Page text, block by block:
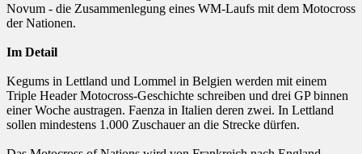
Novum - die Zusammenlegung eines WM-Laufs mit dem Motocross
der Nationen.
Im Detail
Kegums in Lettland und Lommel in Belgien werden mit einem
Triple Header Motocross-Geschichte schreiben und drei GP binnen
einer Woche austragen. Faenza in Italien deren zwei. In Lettland
sollen mindestens 1.000 Zuschauer an die Strecke dürfen.